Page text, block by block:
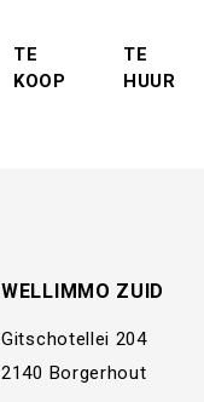
TE
KOOP (TE KOOP)
TE
HUUR
WELLIMMO ZUID
Gitschotellei 204
2140 Borgerhout